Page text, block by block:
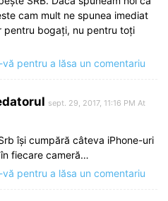
cam mult ne spunea imediat
pentru bogați, nu pentru toți
pentru a lăsa un comentariu
sept. 29, 2017, 11:16 PM At
își cumpără câteva iPhone-uri
fiecare cameră…
pentru a lăsa un comentariu